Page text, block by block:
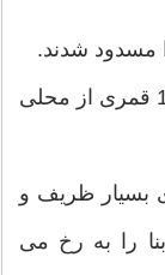
مسجد دارای دری است که در سال 1155 قمری از محلی
بسیار ظریف و
را به رخ می